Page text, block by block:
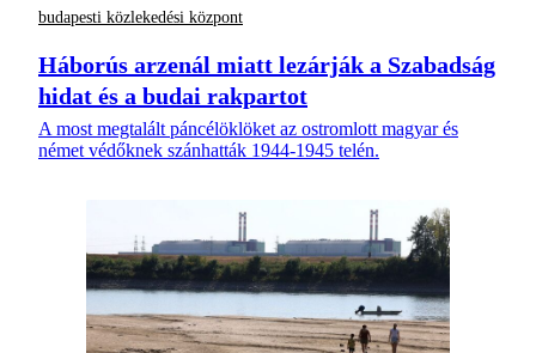
budapesti közlekedési központ
Háborús arzenál miatt lezárják a Szabadság
hidat és a budai rakpartot
A most megtalált páncélöklöket az ostromlott magyar és
német védőknek szánhatták 1944-1945 telén.